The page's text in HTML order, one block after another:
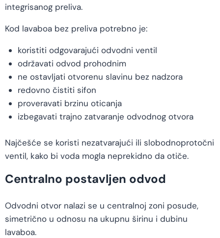
integrisanog preliva.
Kod lavaboa bez preliva potrebno je:
koristiti odgovarajući odvodni ventil
održavati odvod prohodnim
ne ostavljati otvorenu slavinu bez nadzora
redovno čistiti sifon
proveravati brzinu oticanja
izbegavati trajno zatvaranje odvodnog otvora
Najčešće se koristi nezatvarajući ili slobodnoprotočni
ventil, kako bi voda mogla neprekidno da otiče.
Centralno postavljen odvod
Odvodni otvor nalazi se u centralnoj zoni posude,
simetrično u odnosu na ukupnu širinu i dubinu
lavaboa.